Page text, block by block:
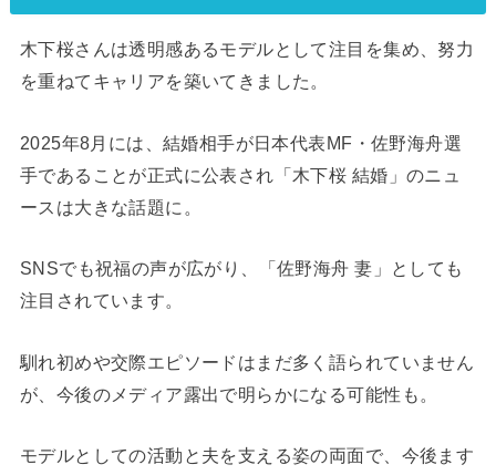
木下桜さんは透明感あるモデルとして注目を集め、努力
を重ねてキャリアを築いてきました。
2025年8月には、結婚相手が日本代表MF・佐野海舟選
手であることが正式に公表され「木下桜 結婚」のニュ
ースは大きな話題に。
SNSでも祝福の声が広がり、「佐野海舟 妻」としても
注目されています。
馴れ初めや交際エピソードはまだ多く語られていません
が、今後のメディア露出で明らかになる可能性も。
モデルとしての活動と夫を支える姿の両面で、今後ます